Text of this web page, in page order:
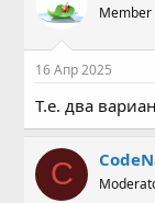
Member
16 Апр 2025
Т.е. два
C